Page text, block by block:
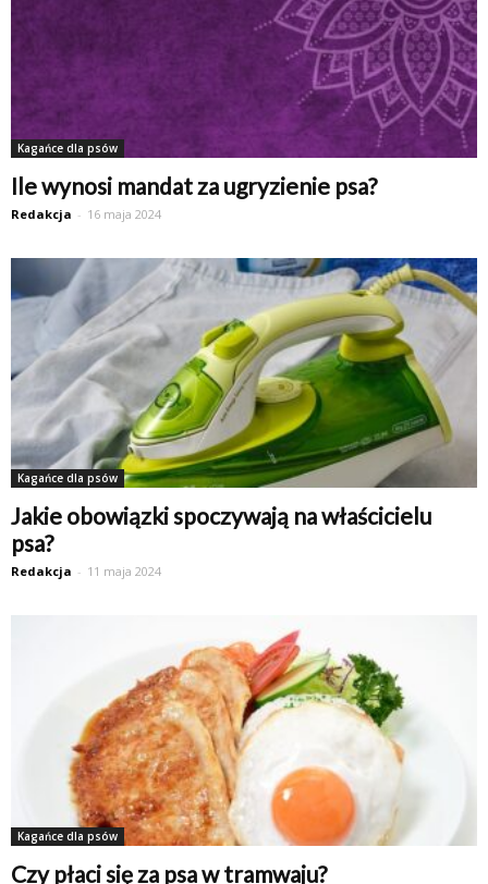
Kagańce dla psów
Ile wynosi mandat za ugryzienie psa?
Redakcja - 16 maja 2024
Kagańce dla psów
Jakie obowiązki spoczywają na właścicielu
psa?
Redakcja - 11 maja 2024
Kagańce dla psów
Czy płaci się za psa w tramwaju?